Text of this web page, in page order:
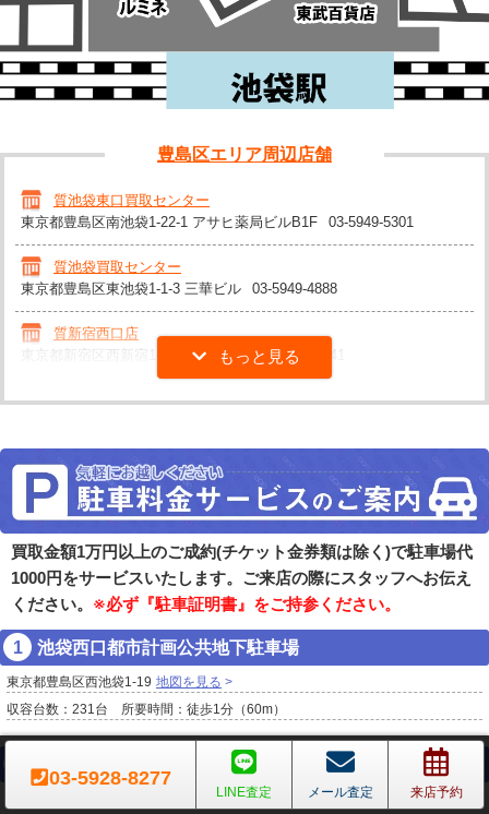
豊島区エリア周辺店舗
質池袋東口買取センター
東京都豊島区南池袋1-22-1 アサヒ薬局ビルB1F
03-5949-5301
質池袋買取センター
東京都豊島区東池袋1-1-3 三華ビル
03-5949-4888
質新宿西口店
東京都新宿区西新宿1-2-12 丸幸ビル
03-5339-9041
買取金額1万円以上のご成約(チケット金券類は除く)で駐車場代
1000円をサービスいたします。ご来店の際にスタッフへお伝え
ください。 ※必ず『駐車証明書』をご持参ください。
池袋西口都市計画公共地下駐車場
東京都豊島区西池袋1-19 地図を見る
収容台数：231台 所要時間：徒歩1分（60m）
タイムズエソラ池袋
地図を見る
03-5928-8277
LINE査定 メール査定 来店予約